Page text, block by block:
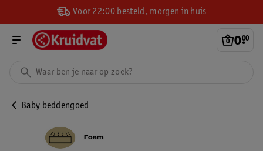
Voor 22:00 besteld, morgen in huis
0.
00
Baby beddengoed